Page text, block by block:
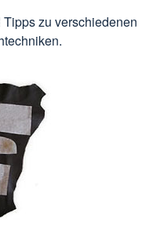
zu verschiedenen